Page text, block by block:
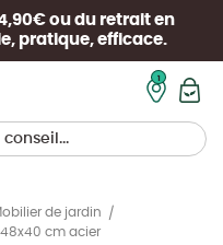
ou du retrait en
pratique, efficace.
de jardin
cm acier